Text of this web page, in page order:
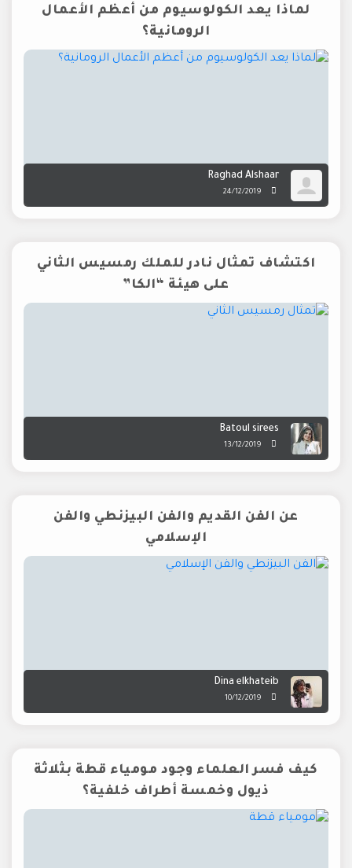
لماذا يعد الكولوسيوم من أعظم الأعمال
الرومانية؟
Raghad Alshaar
24/12/2019
اكتشاف تمثال نادر للملك رمسيس الثاني
على هيئة “الكا”
Batoul sirees
13/12/2019
عن الفن القديم والفن البيزنطي والفن
الإسلامي
Dina elkhateib
10/12/2019
كيف فسر العلماء وجود مومياء قطة بثلاثة
ذيول وخمسة أطراف خلفية؟